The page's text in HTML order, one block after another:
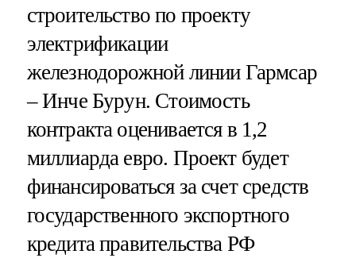
строительство по проекту
электрификации
железнодорожной линии Гармсар
– Инче Бурун. Стоимость
контракта оценивается в 1,2
миллиарда евро. Проект будет
финансироваться за счет средств
государственного экспортного
кредита правительства РФ